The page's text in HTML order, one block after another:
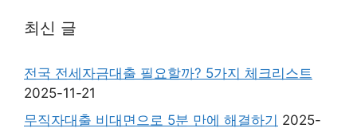
최신 글
전국 전세자금대출 필요할까? 5가지 체크리스트
2025-11-21
무직자대출 비대면으로 5분 만에 해결하기 2025-